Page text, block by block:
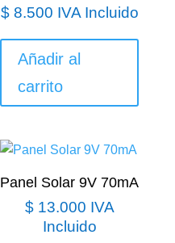
$8.500 IVA Incluido
Añadir al
carrito
Panel Solar 9V 70mA
$13.000 IVA
Incluido